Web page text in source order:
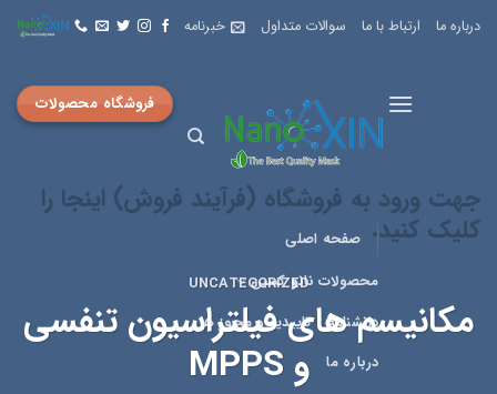
Skip
درباره ما ارتباط با ما سوالات متداول خبرنامه
صفحه اصلی
محصولات نانو کسین
دانشنامه
تاییدیه و مجوز ها
درباره ما
فروشگاه محصولات
جهت ورود به فروشگاه (فرآیند فروش) اینجا را
کلیک کنید.
UNCATEGORIZED
مکانیسم های فیلتراسیون تنفسی
و MPPS